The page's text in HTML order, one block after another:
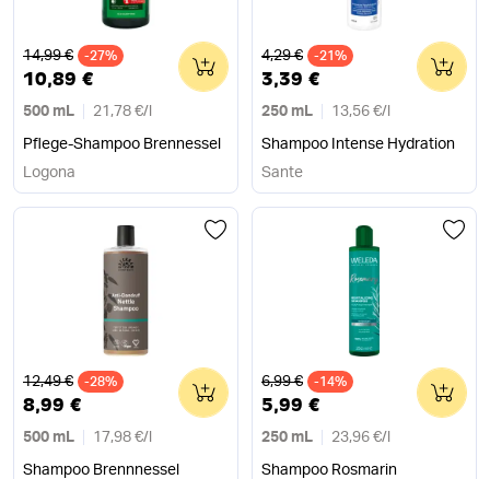
Alter Preis
14,99 € -27%
10,89 €
500 mL 21,78 €/
Pflege-Shampoo Brennessel
0
Logona
Alter Preis
4,29 € -21%
3,39 €
250 mL 13,56 €/
Shampoo Intense Hydration
0
Sante
Alter Preis
12,49 € -28%
8,99 €
500 mL 17,98 €/
Shampoo Brennnessel
0 Alter Preis
6,99 € -14%
5,99 €
250 mL 23,96 €/
Shampoo Rosmarin
0